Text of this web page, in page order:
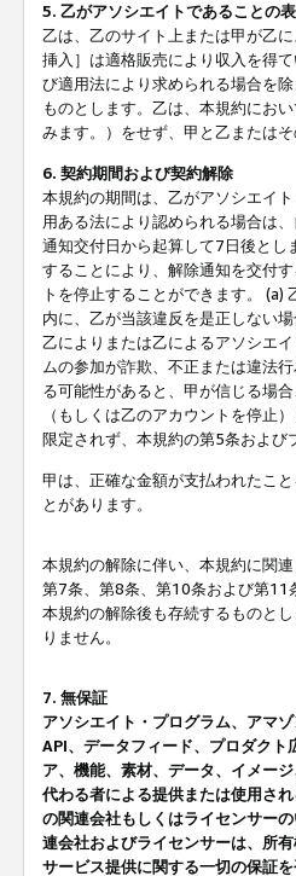
5. 乙がアソシエイトであることの
乙は、乙のサイト上または甲が乙
挿入］は適格販売により収入を得
び適用法により求められる場合を
ものとします。乙は、本規約にお
みます。）をせず、甲と乙または
6. 契約期間および契約解除
本規約の期間は、乙がアソシエイ
用ある法により認められる場合は
通知交付日から起算して7日後とし
することにより、解除通知を交付
トを停止することができます。
内に、乙が当該違反を是正しない
乙によりまたは乙によるアソシエ
ムの参加が詐欺、不正または違法
る可能性があると、甲が信じる場
（もしくは乙のアカウントを停止
限定されず、本規約の第5条および
甲は、正確な金額が支払われたこ
とがあります。
本規約の解除に伴い、本規約に関
第7条、第8条、第10条および第11
本規約の解除後も存続するものと
りません。
7. 無保証
アソシエイト・プログラム、アマ
API、データフィード、プロダク
ア、機能、素材、データ、イメー
代わる者による提供または使用さ
の関連会社もしくはライセンサー
連会社およびライセンサーは、所
サービス提供に関する一切の保証